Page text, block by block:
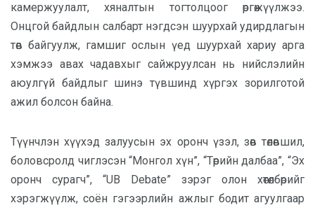
камержуулалт, хяналтын тогтолцоог өргөжүүлжээ.
Онцгой байдлын салбарт нэгдсэн шуурхай удирдлагын
төв байгуулж, гамшиг ослын үед шуурхай хариу арга
хэмжээ авах чадавхыг сайжруулсан нь нийслэлийн
аюулгүй байдлыг шинэ түвшинд хүргэх зорилготой
ажил болсон байна.
Түүнчлэн хүүхэд залуусын эх оронч үзэл, зөв төлөвшил,
боловсролд чиглэсэн “Монгол хүн”, “Төрийн далбаа”, “Эх
оронч сурагч”, “UB Debate” зэрэг олон хөтөлбөрийг
хэрэгжүүлж, соён гэгээрлийн ажлыг бодит агуулгаар